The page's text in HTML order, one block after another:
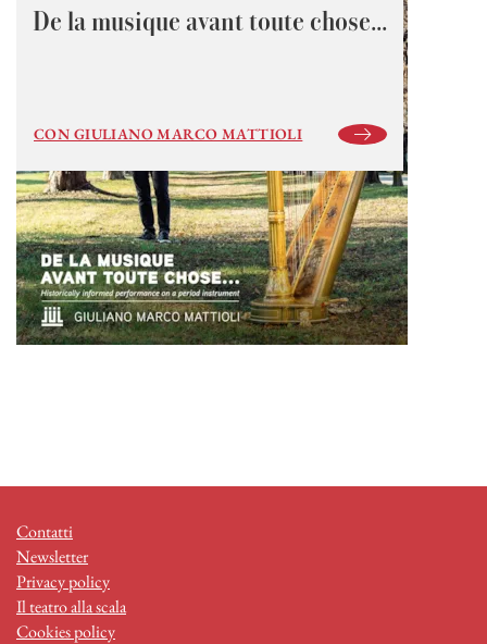
De la musique avant toute chose...
CON GIULIANO MARCO MATTIOLI
Contatti
Newsletter
Privacy policy
Il teatro alla scala
Cookies policy